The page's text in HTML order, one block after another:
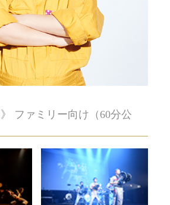
》 ファミリー向け（60分公